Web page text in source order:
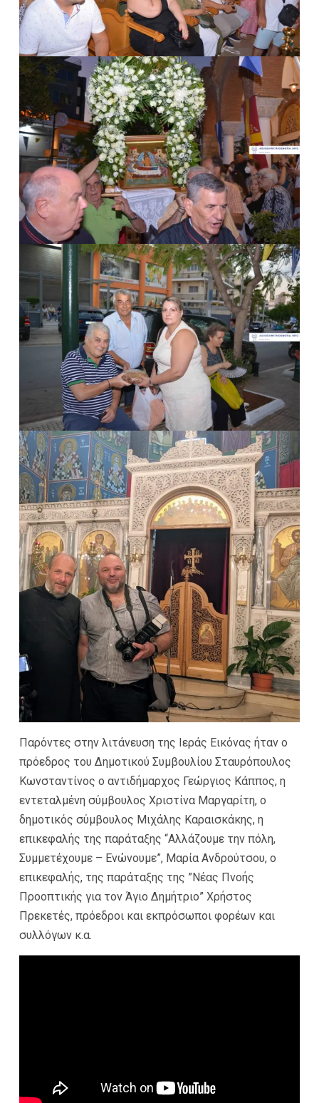
Παρόντες στην λιτάνευση της Ιεράς Εικόνας ήταν ο
πρόεδρος του Δημοτικού Συμβουλίου Σταυρόπουλος
Κωνσταντίνος ο αντιδήμαρχος Γεώργιος Κάππος, η
εντεταλμένη σύμβουλος Χριστίνα Μαργαρίτη, ο
δημοτικός σύμβουλος Μιχάλης Καραισκάκης, η
επικεφαλής της παράταξης “Αλλάζουμε την πόλη,
Συμμετέχουμε – Ενώνουμε”, Μαρία Ανδρούτσου, ο
επικεφαλής, της παράταξης της ”Νέας Πνοής
Προοπτικής για τον Άγιο Δημήτριο” Χρήστος
Πρεκετές, πρόεδροι και εκπρόσωποι φορέων και
συλλόγων κ.α.